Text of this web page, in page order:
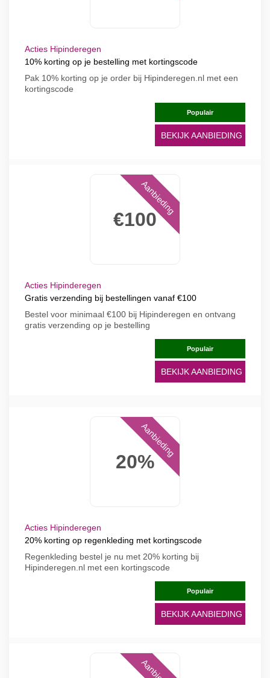
Acties Hipinderegen
10% korting op je bestelling met kortingscode
Pak 10% korting op je order bij Hipinderegen.nl met een
kortingscode
Populair
BEKIJK AANBIEDING
€100
Aanbieding
Acties Hipinderegen
Gratis verzending bij bestellingen vanaf €100
Bestel voor minimaal €100 bij Hipinderegen en ontvang
gratis verzending op je bestelling
Populair
BEKIJK AANBIEDING
20%
Aanbieding
Acties Hipinderegen
20% korting op regenkleding met kortingscode
Regenkleding bestel je nu met 20% korting bij
Hipinderegen.nl met een kortingscode
Populair
BEKIJK AANBIEDING